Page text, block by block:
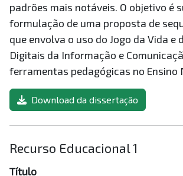
padrões mais notáveis. O objetivo é
formulação de uma proposta de
que envolva o uso do Jogo da Vida e
Digitais da Informação e
ferramentas pedagógicas no Ensino
Download da dissertação
Recurso Educacional 1
Título